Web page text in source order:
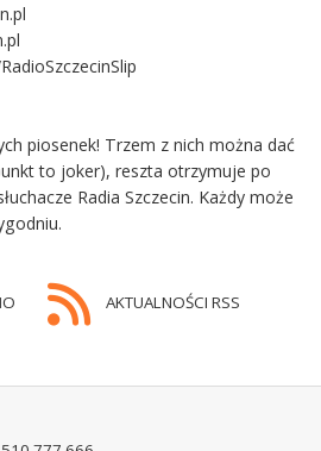
piosenek! Trzem z nich można dać
to joker), reszta otrzymuje po
Radia Szczecin. Każdy może
AKTUALNOŚCI RSS